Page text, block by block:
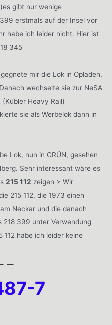
gibt nur wenige
erstmals auf der Insel vor
habe ich leider nicht. Hier ist
345
mir die Lok in Opladen,
wechselte sie zur NeSA
Heavy Rail)
sie als Werbelok dann in
Lok, nun in GRÜN, gesehen
Sehr interessant wäre es
215 112 zeigen > Wir
215 112, die 1973 einen
Neckar und die danach
218 399 unter Verwendung
112 habe ich leider keine
–
7